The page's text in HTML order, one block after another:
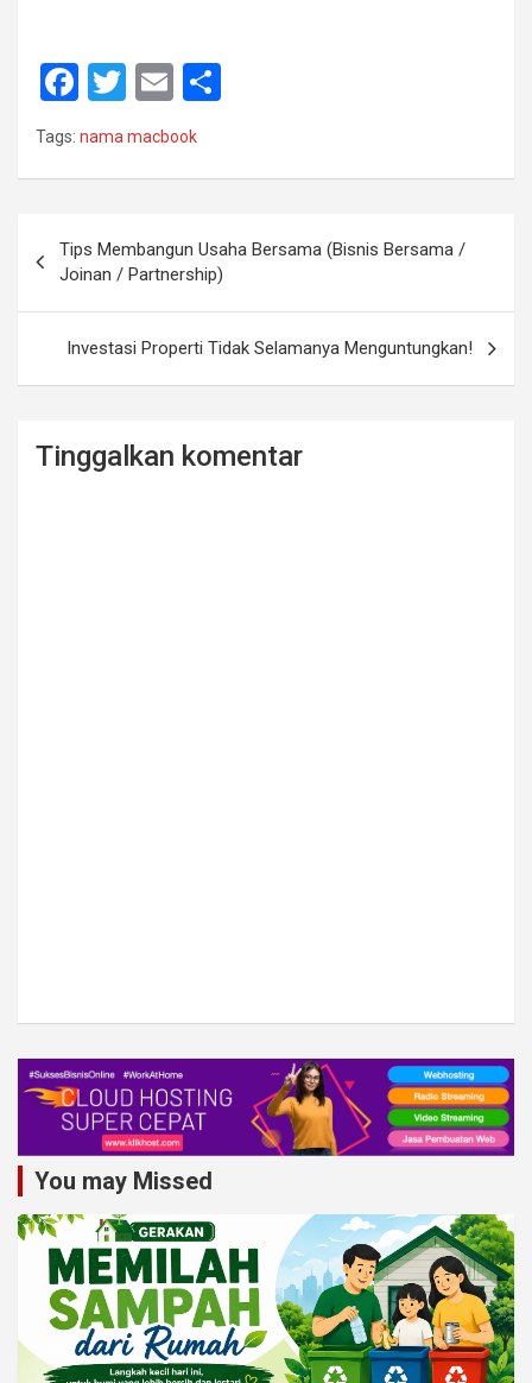
F
ce
o
o
k
T
wi
tt
E
m
ail
Tags: nama macbook
pos
Tips Membangun Usaha Bersama (Bisnis Bersama /
Joinan / Partnership)
Investasi Properti Tidak Selamanya Menguntungkan!
Tinggalkan komentar
You may Missed